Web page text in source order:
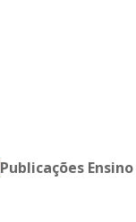
Publicações Ensino